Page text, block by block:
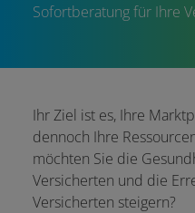
Sofortberatung für Ihre
Ihr Ziel ist es, Ihre
dennoch Ihre
möchten Sie die
Versicherten und die
Versicherten steigern?